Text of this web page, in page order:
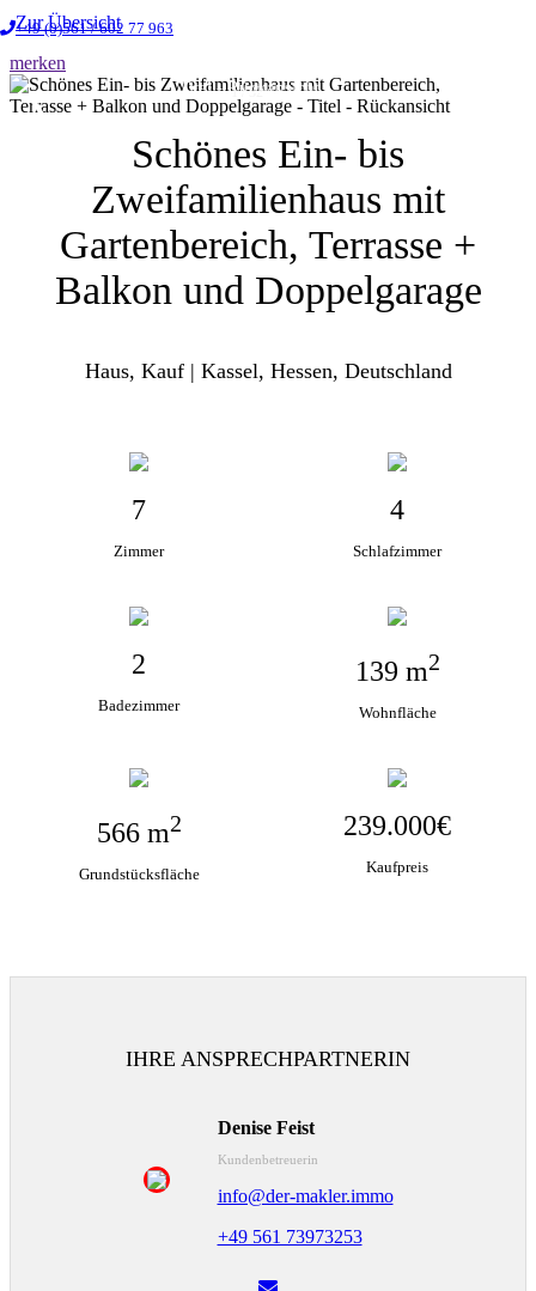
+49 (0)561 / 602 77 963
Zur Übersicht
merken
1 / 32
Titel - Rückansicht
❮
Schönes Ein- bis
Zweifamilienhaus mit
Gartenbereich, Terrasse +
Balkon und Doppelgarage
Haus, Kauf | Kassel, Hessen, Deutschland
7
Zimmer
4
Schlafzimmer
2
Badezimmer
139 m2
Wohnfläche
566 m2
Grundstücksfläche
239.000€
Kaufpreis
IHRE ANSPRECHPARTNERIN
Denise Feist
Kundenbetreuerin
info@der-makler.immo
+49 561 73973253